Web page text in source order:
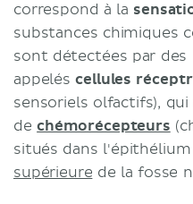
correspond à la
substances chimiques
sont détectées par des
appeléscellules
sensoriels olfactifs),
dechémorécepteurs
situés dans
supérieure de la fosse